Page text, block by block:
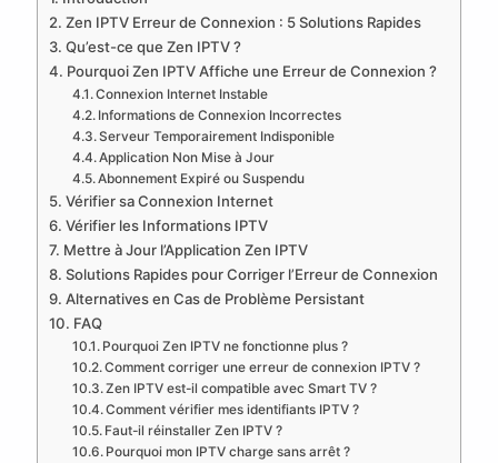
Zen IPTV Erreur de Connexion : 5 Solutions Rapides
Qu’est-ce que Zen IPTV ?
Pourquoi Zen IPTV Affiche une Erreur de Connexion ?
Connexion Internet Instable
Informations de Connexion Incorrectes
Serveur Temporairement Indisponible
Application Non Mise à Jour
Abonnement Expiré ou Suspendu
Vérifier sa Connexion Internet
Vérifier les Informations IPTV
Mettre à Jour l’Application Zen IPTV
Solutions Rapides pour Corriger l’Erreur de Connexion
Alternatives en Cas de Problème Persistant
FAQ
Pourquoi Zen IPTV ne fonctionne plus ?
Comment corriger une erreur de connexion IPTV ?
Zen IPTV est-il compatible avec Smart TV ?
Comment vérifier mes identifiants IPTV ?
Faut-il réinstaller Zen IPTV ?
Pourquoi mon IPTV charge sans arrêt ?